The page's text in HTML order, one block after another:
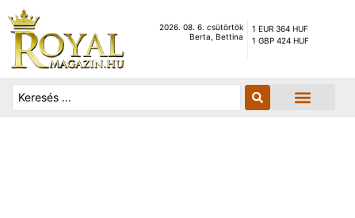
2026. 08. 6. csütörtök
Berta, Bettina
1 EUR 364 HUF
1 GBP 424 HUF